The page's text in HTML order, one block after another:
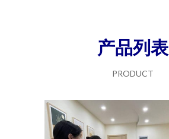
产品列表
PRODUCT